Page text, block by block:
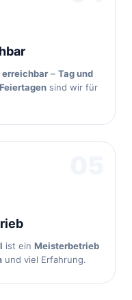
– Tag und
Feiertagen sind wir für
ist ein Meisterbetrieb
und viel Erfahrung.